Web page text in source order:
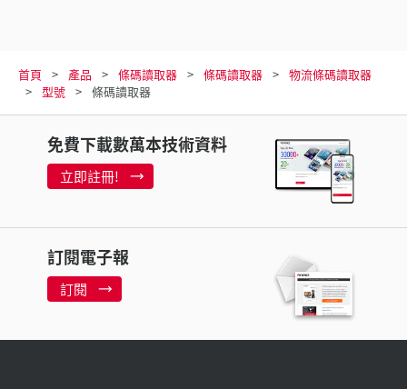
首頁 產品 條碼讀取器 條碼讀取器
物流條碼讀取器
型號
條碼讀取器
免費下載數萬本技術資料
立即註冊!
訂閱電子報
訂閱